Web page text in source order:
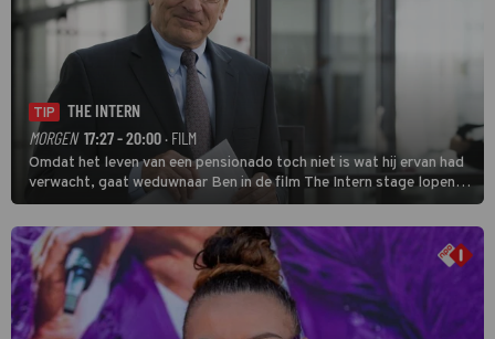
TIP
THE INTERN
MORGEN 17:27 - 20:00· FILM
Omdat het leven van een pensionado toch niet is wat hij ervan had
verwacht, gaat weduwnaar Ben in de film The Intern stage lopen
bij de hippe webwinkel van Jules, wat een gouden zet blijkt te zijn.